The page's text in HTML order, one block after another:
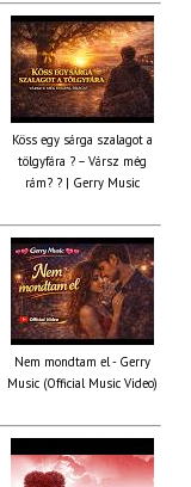
Köss egy sárga szalagot a
tölgyfára ?️ – Vársz még
rám? ? | Gerry Music
Nem mondtam el - Gerry
Music (Official Music Video)